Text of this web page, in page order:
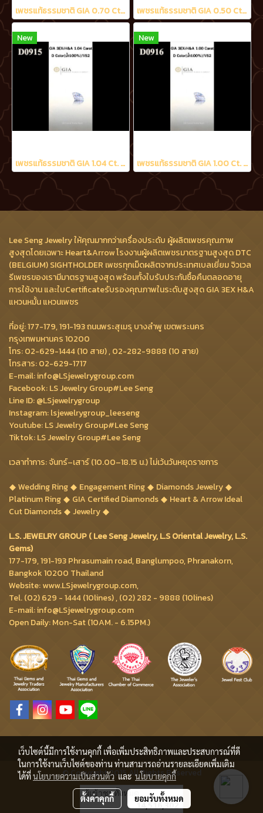
เพชรแท้ธรรมชาติ GIA 0.70 Ct. D/VS2 เพชรแท้ธรรมชาติ GIA 0.50 Ct. D/VS2
New
เพชรแท้ธรรมชาติ GIA 1.04 Ct. D/VS2
New
เพชรแท้ธรรมชาติ GIA 1.00 Ct. D/VS2
Lee Seng Jewelry ให้คุณมากกว่าเครื่องประดับ ผู้ผลิตเพชรคุณภาพ
สูงสุดโดยเฉพาะ Heart&Arrow โรงงานผู้ผลิตเพชรมาตรฐานสูงสุด DTC
(BELGIUM) SIGHTHOLDER เพชรทุกเม็ดผลิตจากประเทศเบลเยี่ยม จิวเวล
รีเพชรของเรามีมาตรฐานสูงสุด พร้อมทั้งใบรับประกันซื้อคืนตลอดอายุ
การใช้งาน และใบCertificateรับรองคุณภาพในระดับสูงสุด GIA 3EX H&A
แหวนหมั้น แหวนเพชร
ที่อยู่: 177-179, 191-193 ถนนพระสุเมรุ บางลำพู เขตพระนคร
กรุงเทพมหานคร 10200
โทร: 02-629-1444 (10 สาย) , 02-282-9888 (10 สาย)
โทรสาร: 02-629-1717
E-mail: info@LSjewelrygroup.com
Facebook: LS Jewelry Group#Lee Seng
Line ID: @LSjewelrygroup
Instagram: lsjewelrygroup_leeseng
Youtube: LS Jewelry Group#Lee Seng
Tiktok: LS Jewelry Group#Lee Seng
เวลาทำการ: จันทร์–เสาร์ (10.00–18.15 น.) ไม่เว้นวันหยุดราชการ
Wedding Ring
Engagement Ring
Diamonds Jewelry
Platinum Ring
GIA Certified Diamonds
Heart & Arrow Ideal
Cut Diamonds
Jewelry
L.S. JEWELRY GROUP ( Lee Seng Jewelry, L.S Oriental Jewelry, L.S.
Gems)
177-179, 191-193 Phrasumain road, Banglumpoo, Phranakorn,
Bangkok 10200 Thailand
Website: www.LSjewelrygroup.com,
Tel. (02) 629 - 1444 (10lines) , (02) 282 - 9888 (10lines)
E-mail: info@LSjewelrygroup.com
Open Daily: Mon-Sat (10AM. - 6.15PM.)
© Copyright 2015 All Rights Reserved
ผู้เข้าชมวันนี้ 3,111
เว็บไซต์นี้มีการใช้งานคุกกี้ เพื่อเพิ่มประสิทธิภาพและประสบการณ์ที่ดี
ในการใช้งานเว็บไซต์ของท่าน ท่านสามารถอ่านรายละเอียดเพิ่มเติม
ได้ที่นโยบายความเป็นส่วนตัว และ นโยบายคุกกี้
ตั้งค่าคุกกี้ ยอมรับทั้งหมด